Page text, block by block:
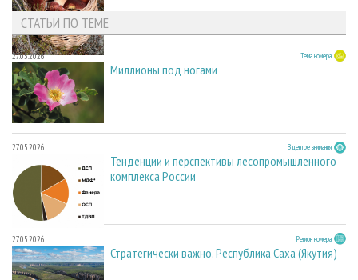
СТАТЬИ ПО ТЕМЕ
27.05.2026 Тема номера
Миллионы под ногами
27.05.2026 В центре внимания
Тенденции и перспективы лесопромышленного
комплекса России
27.05.2026 Регион номера
Стратегически важно. Республика Саха (Якутия)